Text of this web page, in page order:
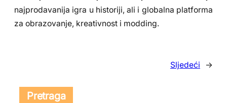
najprodavanija igra u historiji, ali i globalna platforma
za obrazovanje, kreativnost i modding.
Sljedeći →
Pretraga